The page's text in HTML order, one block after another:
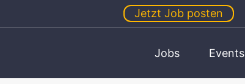
Jetzt Job posten
Jobs Events